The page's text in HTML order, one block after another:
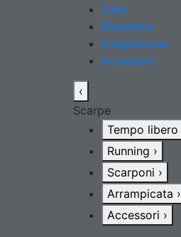
Zaini
Maschere
Integrazione
Accessori
‹
Scarpe
Tempo libero
Running ›
Scarponi ›
Arrampicata ›
Accessori ›